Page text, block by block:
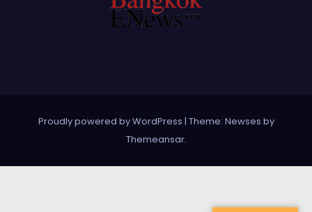
Proudly powered by WordPress | Theme: Newses by
Themeansar.